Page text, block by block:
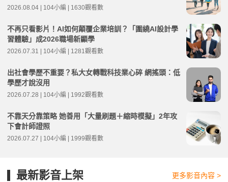
2026.08.04 | 104小編 | 1630觀看數
不再只看影片！AI如何顛覆企業培訓？「圍繞AI設計學
習體驗」成2026職場新顯學
2026.07.31 | 104小編 | 1281觀看數
出社會學歷不重要？私大女轉戰科技業心碎 網搖頭：低
學歷才說沒用
2026.07.28 | 104小編 | 1992觀看數
不靠天分靠策略 她善用「大量刷題＋縮時模擬」2年攻
下會計師證照
2026.07.27 | 104小編 | 1999觀看數
最新影音上架 更多影音內容 >